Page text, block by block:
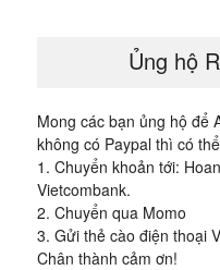
Ủng hộ
Mong các bạn ủng hộ để
không có Paypal thì có
1. Chuyển khoản tới:
Vietcombank.
2. Chuyển qua Momo
3. Gửi thẻ cào điện thoại
Chân thành cảm ơn!